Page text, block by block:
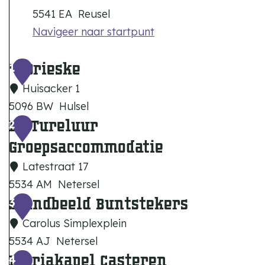
5541 EA Reusel
Navigeer naar startpunt
1
't Drieske
Huisacker 1
5096 BW Hulsel
'
t
D
e
s
k
2
De Tureluur
Groepsaccommodatie
Latestraat 17
5534 AM Netersel
D
e
T
u
3
Standbeeld Buntstekers
Carolus Simplexplein
5534 AJ Netersel
S
4
Mariakapel Casteren